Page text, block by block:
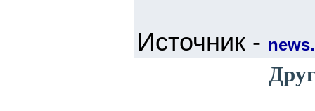
Источник -